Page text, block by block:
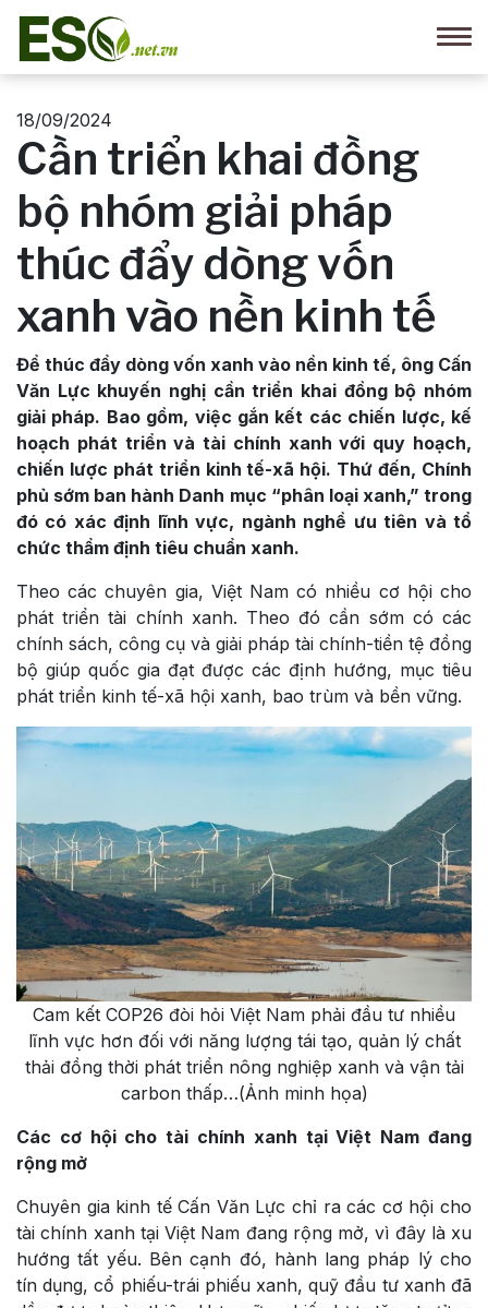
18/09/2024
Cần triển khai đồng
bộ nhóm giải pháp
thúc đẩy dòng vốn
xanh vào nền kinh tế
Để thúc đẩy dòng vốn xanh vào nền kinh tế, ông Cấn
Văn Lực khuyến nghị cần triển khai đồng bộ nhóm
giải pháp. Bao gồm, việc gắn kết các chiến lược, kế
hoạch phát triển và tài chính xanh với quy hoạch,
chiến lược phát triển kinh tế-xã hội. Thứ đến, Chính
phủ sớm ban hành Danh mục “phân loại xanh,” trong
đó có xác định lĩnh vực, ngành nghề ưu tiên và tổ
chức thẩm định tiêu chuẩn xanh.
Theo các chuyên gia, Việt Nam có nhiều cơ hội cho
phát triển tài chính xanh. Theo đó cần sớm có các
chính sách, công cụ và giải pháp tài chính-tiền tệ đồng
bộ giúp quốc gia đạt được các định hướng, mục tiêu
phát triển kinh tế-xã hội xanh, bao trùm và bền vững.
Cam kết COP26 đòi hỏi Việt Nam phải đầu tư nhiều
lĩnh vực hơn đối với năng lượng tái tạo, quản lý chất
thải đồng thời phát triển nông nghiệp xanh và vận tải
carbon thấp…(Ảnh minh họa)
Các cơ hội cho tài chính xanh tại Việt Nam đang
rộng mở
Chuyên gia kinh tế Cấn Văn Lực chỉ ra các cơ hội cho
tài chính xanh tại Việt Nam đang rộng mở, vì đây là xu
hướng tất yếu. Bên cạnh đó, hành lang pháp lý cho
tín dụng, cổ phiếu-trái phiếu xanh, quỹ đầu tư xanh đã